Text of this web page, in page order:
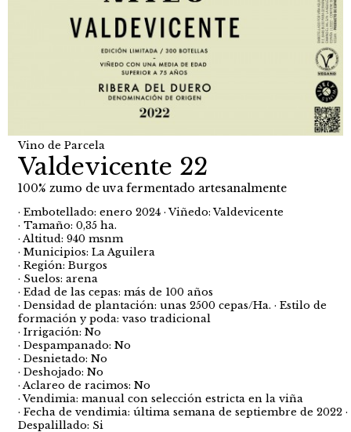
Vino de Parcela
Valdevicente 22
100% zumo de uva fermentado artesanalmente
· Embotellado: enero 2024 · Viñedo: Valdevicente
· Tamaño: 0,35 ha.
· Altitud: 940 msnm
· Municipios: La Aguilera
· Región: Burgos
· Suelos: arena
· Edad de las cepas: más de 100 años
· Densidad de plantación: unas 2500 cepas/Ha. · Estilo de
formación y poda: vaso tradicional
· Irrigación: No
· Despampanado: No
· Desnietado: No
· Deshojado: No
· Aclareo de racimos: No
· Vendimia: manual con selección estricta en la viña
· Fecha de vendimia: última semana de septiembre de 2022 ·
Despalillado: Si